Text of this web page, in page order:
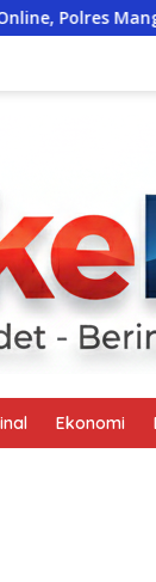
Manggarai
Ekonomi